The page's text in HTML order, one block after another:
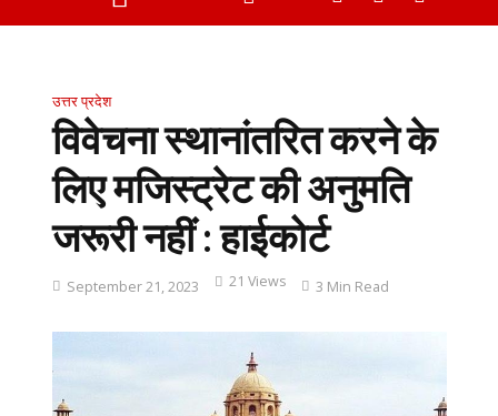
उत्तर प्रदेश
विवेचना स्थानांतरित करने के
लिए मजिस्ट्रेट की अनुमति
जरूरी नहीं : हाईकोर्ट
September 21, 2023 21 Views 3 Min Read